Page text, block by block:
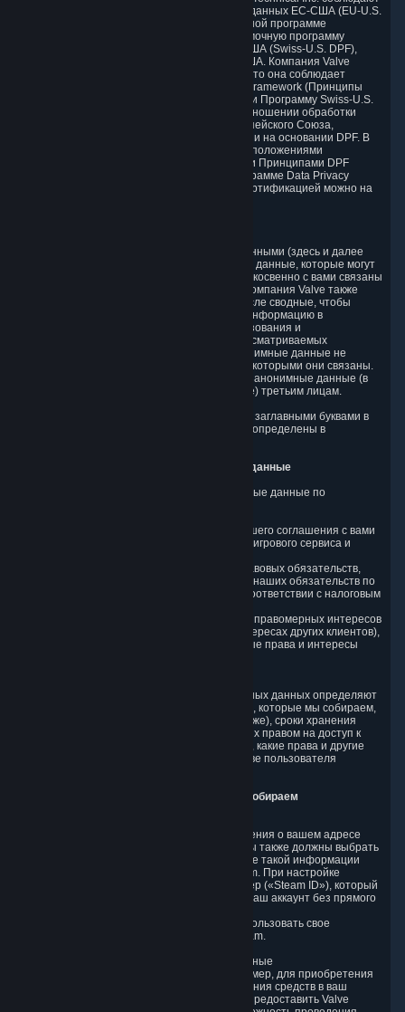
Рамочную программу конфиденциальности данных ЕС-США (EU-U.S.
DPF), Дополнение Великобритании к Рамочной программе
конфиденциальности данных ЕС-США и Рамочную программу
конфиденциальности данных Швейцарии-США (Swiss-U.S. DPF),
установленные Министерством торговли США. Компания Valve
подтвердила Министерству торговли США, что она соблюдает
Принципы программы EU-U.S. Data Privacy Framework (Принципы
EU-U.S. DPF), Дополнение Великобритании и Программу Swiss-U.S.
Data Privacy Framework (Swiss-U.S. DPF) в отношении обработки
персональных данных, полученных из Европейского Союза,
Великобритании (и Гибралтара) и Швейцарии на основании DPF. В
случае возникновения противоречий между положениями
настоящей Политики конфиденциальности и Принципами DPF
действуют Принципы. Узнать больше о программе Data Privacy
Framework (DPF) и ознакомиться с нашей сертификацией можно на
В настоящем документе Персональными данными (здесь и далее
«Персональные данные») считаются любые данные, которые могут
идентифицировать вашу личность или быть косвенно с вами связаны
за счет привязки к персональным данным. Компания Valve также
обрабатывает анонимные данные, в том числе сводные, чтобы
анализировать и получать статистическую информацию в
отношении привычек, особенностей использования и
демографических параметров клиентов, рассматриваемых
коллективно или по отдельности. Такие анонимные данные не
позволяют установить личности клиентов, с которыми они связаны.
Компания Valve имеет право предоставлять анонимные данные (в
агрегированном или не агрегированном виде) третьим лицам.
Значения остальных терминов, выделенных заглавными буквами в
настоящей Политике конфиденциальности, определены в
2. Почему Valve собирает и обрабатывает данные
Valve собирает и обрабатывает Персональные данные по
а) если это необходимо для выполнения нашего соглашения с вами
по предоставлению полнофункционального игрового сервиса и
б) если это необходимо для соблюдения правовых обязательств,
которые мы обязаны выполнять (например, наших обязательств по
сохранению определенной информации в соответствии с налоговым
в) если это необходимо в рамках законных и правомерных интересов
Valve или третьей стороны (например, в интересах других клиентов),
за исключением случаев, когда ваши законные права и интересы
Эти причины сбора и обработки Персональных данных определяют
и ограничивают виды Персональных данных, которые мы собираем,
и методы их использования (см. раздел 3 ниже), сроки хранения
данных (см. раздел 4 ниже), лиц, обладающих правом на доступ к
этим данным (см. раздел 5 ниже), а также то, какие права и другие
механизмы контроля доступны вам в качестве пользователя
3. Типы и источники данных, которые мы собираем
При создании Аккаунта Valve получает сведения о вашем адресе
электронной почты и стране проживания. Вы также должны выбрать
имя пользователя и пароль. Предоставление такой информации
необходимо для регистрации Аккаунта Steam. При настройке
аккаунту автоматически присваивается номер («Steam ID»), который
в дальнейшем используется для ссылки на ваш аккаунт без прямого
Мы не требуем от вас предоставить или использовать свое
настоящее имя для настройки Аккаунта Steam.
3.2. Данные о транзакциях и платежные данные
Для совершения транзакций в Steam (например, для приобретения
Подписки на Контент и Услуги или для внесения средств в ваш
Кошелек Steam), вам может потребоваться предоставить Valve